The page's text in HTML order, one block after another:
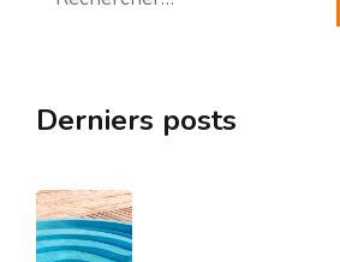
Derniers posts